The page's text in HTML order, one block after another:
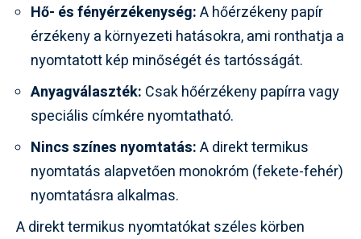
Hő- és fényérzékenység:A hőérzékeny papír
érzékeny a környezeti hatásokra, ami ronthatja a
nyomtatott kép minőségét és tartósságát.
Anyagválaszték: Csak hőérzékeny papírra vagy
speciális címkére nyomtatható.
Nincs színes nyomtatás:A direkt termikus
nyomtatás alapvetően monokróm (fekete-fehér)
nyomtatásra alkalmas.
A direkt termikus nyomtatókat széles körben